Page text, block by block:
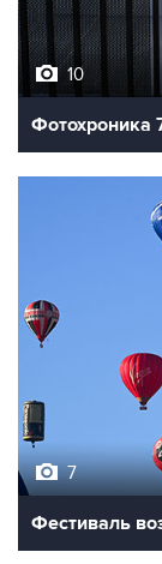
10
Фотохроника 7
Фестиваль